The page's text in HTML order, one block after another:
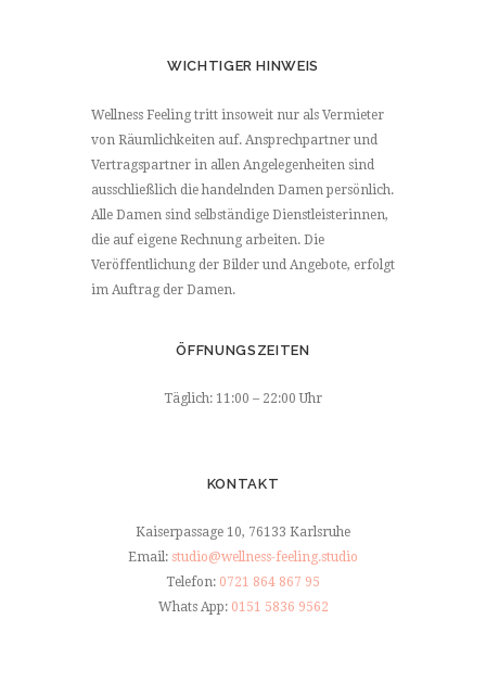
WICHTIGER HINWEIS
Wellness Feeling tritt insoweit nur als Vermieter
von Räumlichkeiten auf. Ansprechpartner und
Vertragspartner in allen Angelegenheiten sind
ausschließlich die handelnden Damen persönlich.
Alle Damen sind selbständige Dienstleisterinnen,
die auf eigene Rechnung arbeiten. Die
Veröffentlichung der Bilder und Angebote, erfolgt
im Auftrag der Damen.
ÖFFNUNGSZEITEN
Täglich: 11:00 – 22:00 Uhr
KONTAKT
Kaiserpassage 10, 76133 Karlsruhe
Email: studio@wellness-feeling.studio
Telefon: 0721 864 867 95
Whats App: 0151 5836 9562